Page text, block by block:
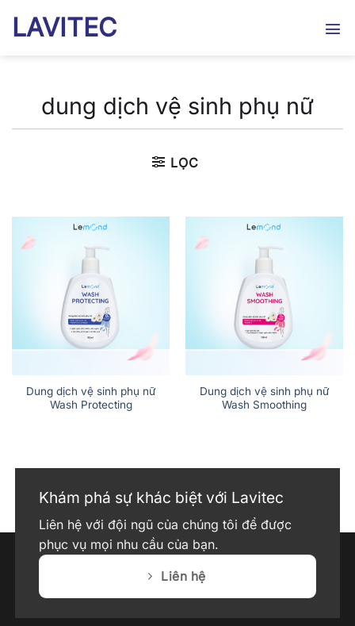
LAVITEC
dung dịch vệ sinh phụ nữ
LỌC
Dung dịch vệ sinh phụ nữ
Wash Protecting
Dung dịch vệ sinh phụ nữ
Wash Smoothing
Khám phá sự khác biệt với Lavitec
Liên hệ với đội ngũ của chúng tôi để được
phục vụ mọi nhu cầu của bạn.
Liên hệ